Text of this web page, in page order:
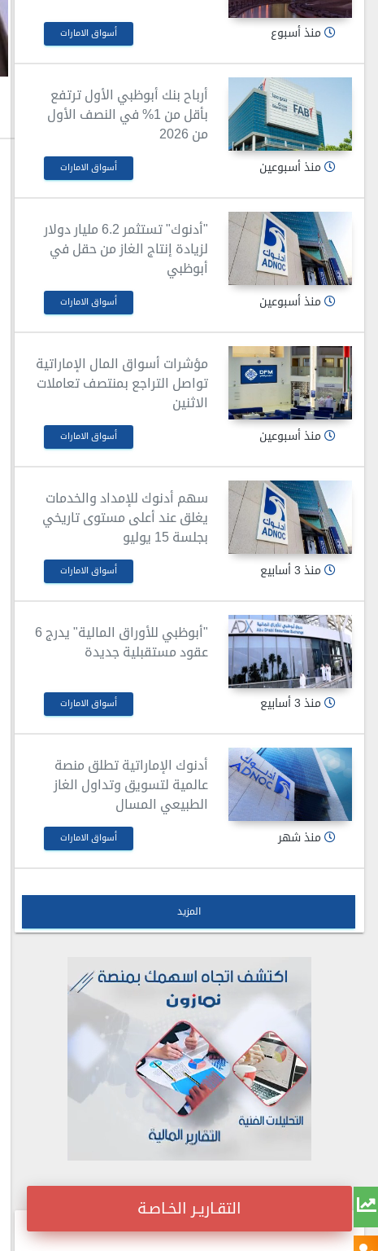
منذ أسبوع أسواق الامارات
أرباح بنك أبوظبي الأول ترتفع
بأقل من 1% في النصف الأول
من 2026
منذ أسبوعين أسواق الامارات
"أدنوك" تستثمر 6.2 مليار دولار
لزيادة إنتاج الغاز من حقل في
أبوظبي
منذ أسبوعين أسواق الامارات
مؤشرات أسواق المال الإماراتية
تواصل التراجع بمنتصف تعاملات
الاثنين
منذ أسبوعين أسواق الامارات
سهم أدنوك للإمداد والخدمات
يغلق عند أعلى مستوى تاريخي
بجلسة 15 يوليو
منذ 3 أسابيع أسواق الامارات
"أبوظبي للأوراق المالية" يدرج 6
عقود مستقبلية جديدة
منذ 3 أسابيع أسواق الامارات
أدنوك الإماراتية تطلق منصة
عالمية لتسويق وتداول الغاز
الطبيعي المسال
منذ شهر أسواق الامارات
المزيد
التقـاريـر الخـاصـة